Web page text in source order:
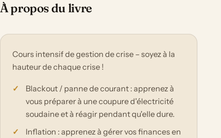
À propos du livre
Cours intensif de gestion de crise – soyez à la
hauteur de chaque crise !
Blackout / panne de courant : apprenez à
vous préparer à une coupure d'électricité
soudaine et à réagir pendant qu'elle dure.
Inflation : apprenez à gérer vos finances en